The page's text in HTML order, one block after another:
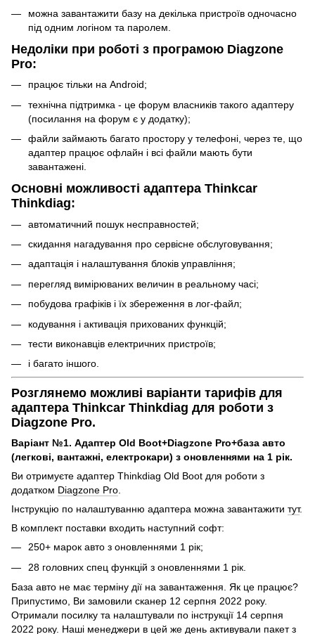
можна завантажити базу на декілька пристроїв одночасно
під одним логіном та паролем.
Недоліки при роботі з програмою Diagzone
Pro:
працює тільки на Android;
технічна підтримка - це форум власників такого адаптеру
(посилання на форум є у додатку);
файли займають багато простору у телефоні, через те, що
адаптер працює офлайн і всі файли мають бути
завантажені.
Основні можливості адаптера Thinkcar
Thinkdiag:
автоматичний пошук несправностей;
скидання нагадування про сервісне обслуговування;
адаптація і налаштування блоків управління;
перегляд вимірюваних величин в реальному часі;
побудова графіків і їх збереження в лог-файл;
кодування і активація прихованих функцій;
тести виконавців електричних пристроїв;
і багато іншого.
Розглянемо можливі варіанти тарифів для
адаптера Thinkcar Thinkdiag для роботи з
Diagzone Pro.
Варіант №1. Адаптер Old Boot+Diagzone Pro+база авто
(легкові, вантажні, електрокари) з оновленнями на 1 рік.
Ви отримуєте адаптер Thinkdiag Old Boot для роботи з
додатком Diagzone Pro.
Інструкцію по налаштуванню адаптера можна завантажити тут.
В комплект поставки входить наступний софт:
250+ марок авто з оновленнями 1 рік;
28 головних спец функцій з оновленнями 1 рік.
База авто не має терміну дії на завантаження. Як це працює?
Припустимо, Ви замовили сканер 12 серпня 2022 року.
Отримали посилку та налаштували по інструкції 14 серпня
2022 року. Наші менеджери в цей же день активували пакет з